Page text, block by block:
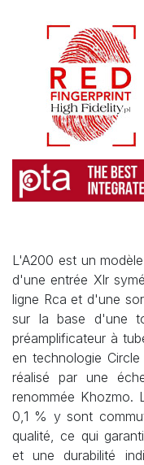
L'A200 est un
d'une entrée Xlr
ligne Rca et d'une
sur la base d'une
préamplificateur à
en technologie
réalisé par une
renommée Khozmo.
0,1 % y sont
qualité, ce qui
et une durabilité